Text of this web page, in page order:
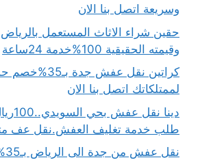
وسريعة اتصل بنا الان
حقين شراء الاثاث المستعمل
وقيمته الحقيقية 100%خدمة 24ساعة
كراتين نقل عفش
لممتلكاتك اتصل بنا الان
دينا
طلب خدمة تغليف العفش.نقل عف